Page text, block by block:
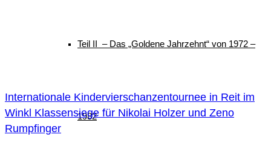
Teil II – Das „Goldene Jahrzehnt“ von 1972 –
1982
Internationale Kindervierschanzentournee in Reit im
Winkl Klassensiege für Nikolai Holzer und Zeno
Rumpfinger